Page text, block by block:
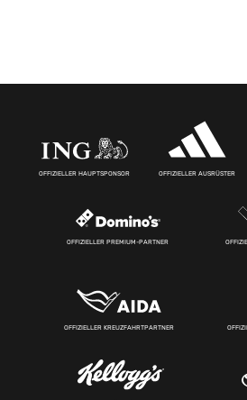
OFFIZIELLER HAUPTSPONSOR OFFIZIELLER AUSRÜSTER
OFFIZIELLER PREMIUM-PARTNER
OFFIZIELLER KREUZFAHRTPARTNER